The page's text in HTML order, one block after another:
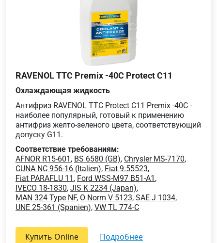
RAVENOL TTC Premix -40C Protect C11
Охлаждающая жидкость
Антифриз RAVENOL TTC Protect C11 Premix -40C -
наиболее популярный, готовый к применению
антифриз желто-зеленого цвета, соответствующий
допуску G11.
Соответствие требованиям:
AFNOR R15-601 , BS 6580 (GB), Chrysler MS-7170,
CUNA NC 956-16 (Italien), Fiat 9.55523,
Fiat PARAFLU 11 , Ford WSS-M97 B51-A1 ,
IVECO 18-1830, JIS K 2234 (Japan),
MAN 324 Type NF, O Norm V 5123, SAE J 1034,
UNE 25-361 (Spanien), VW TL 774-C
Купить Online подробнее